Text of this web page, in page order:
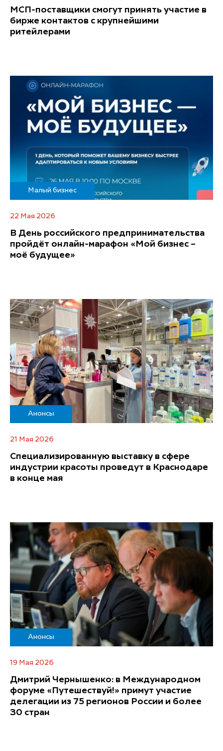
МСП-поставщики смогут принять участие в
бирже контактов с крупнейшими
ритейлерами
Малый бизнес
22 Мая 2026
В День российского предпринимательства
пройдёт онлайн-марафон «Мой бизнес –
моё будущее»
Анонсы
21 Мая 2026
Специализированную выставку в сфере
индустрии красоты проведут в Краснодаре
в конце мая
Анонсы
19 Мая 2026
Дмитрий Чернышенко: в Международном
форуме «Путешествуй!» примут участие
делегации из 75 регионов России и более
30 стран